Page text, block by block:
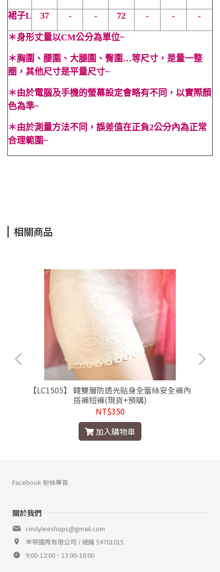
裙子L 37 - - 72 - - -
＊身形丈量以CM公分為單位~
＊胸圍、腰圍、大腿圍、臀圍…等尺寸，是量一整
圈，其他尺寸是平量尺寸~
＊ 由於電腦及手機的螢幕設定會略有不同，以實際顏
色為準~
＊ 由於測量方法不同，誤差值在正負2公分內為正常
合理範圍~
相關商品
【LC1505】 韓雙層防透光貼身全蕾絲安全褲內
搭褲短褲(現貨+預購)
NT$350
加入購物車
關於我們
cindyleeshops@gmail.com
辛蒂國際有限公司 / 統編 54701015
9:00-12:00、13:00-18:00
Facebook 粉絲專頁